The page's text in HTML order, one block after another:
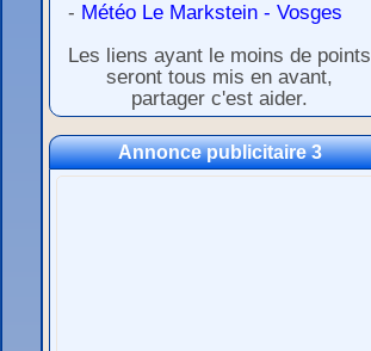
- Météo Le Markstein - Vosges
Les liens ayant le moins de points
seront tous mis en avant,
partager c'est aider.
Annonce publicitaire 3